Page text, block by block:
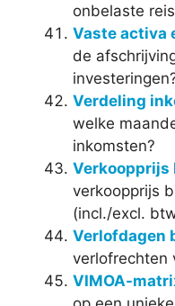
onbelaste
Vaste activa
de
Verdeling
welke
inkomsten?
Verkoopprijs
verkoopprijs
(incl./excl.
Verlofdagen
verlofrechten
VIMOA-